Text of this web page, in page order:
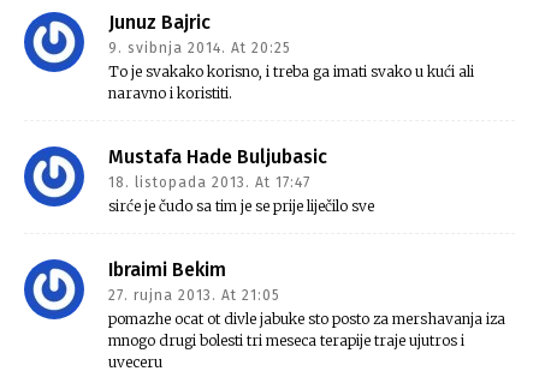
Junuz Bajric
9. svibnja 2014. At 20:25
To je svakako korisno, i treba ga imati svako u kući ali
naravno i koristiti.
Mustafa Hade Buljubasic
18. listopada 2013. At 17:47
sirće je čudo sa tim je se prije liječilo sve
Ibraimi Bekim
27. rujna 2013. At 21:05
pomazhe ocat ot divle jabuke sto posto za mershavanja iza
mnogo drugi bolesti tri meseca terapije traje ujutros i
uveceru